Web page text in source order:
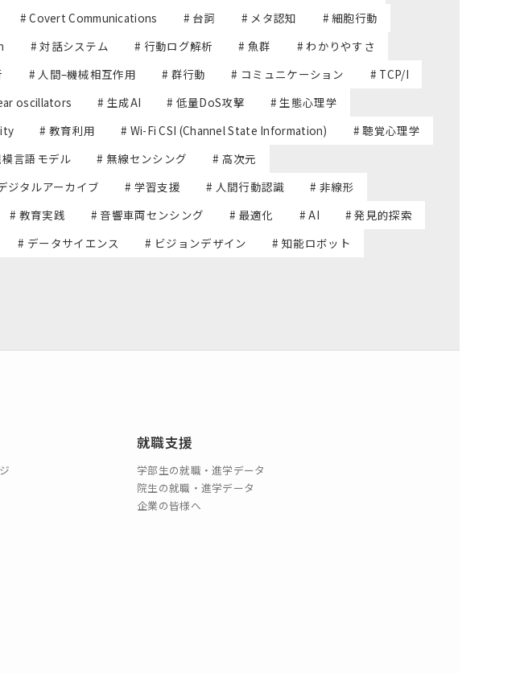
# Covert Communications # 台詞 # メタ認知
# 細胞行動
# 対話システム # 行動ログ解析 # 魚群
# わかりやすさ
# 人間–機械相互作用 # 群行動 # コミュニケーション
# TCP/I
oscillators # 生成AI # 低量DoS攻撃
# 生態心理学
# 教育利用 # Wi-Fi CSI (Channel State Information)
# 聴覚心理学
言語モデル # 無線センシング
# 高次元
ジタルアーカイブ # 学習支援 # 人間行動認識
# 非線形
# 教育実践 # 音響車両センシング # 最適化 # AI
# 発見的探索
# データサイエンス # ビジョンデザイン
# 知能ロボット
就職支援
学部生の就職・進学データ
院生の就職・進学データ
企業の皆様へ